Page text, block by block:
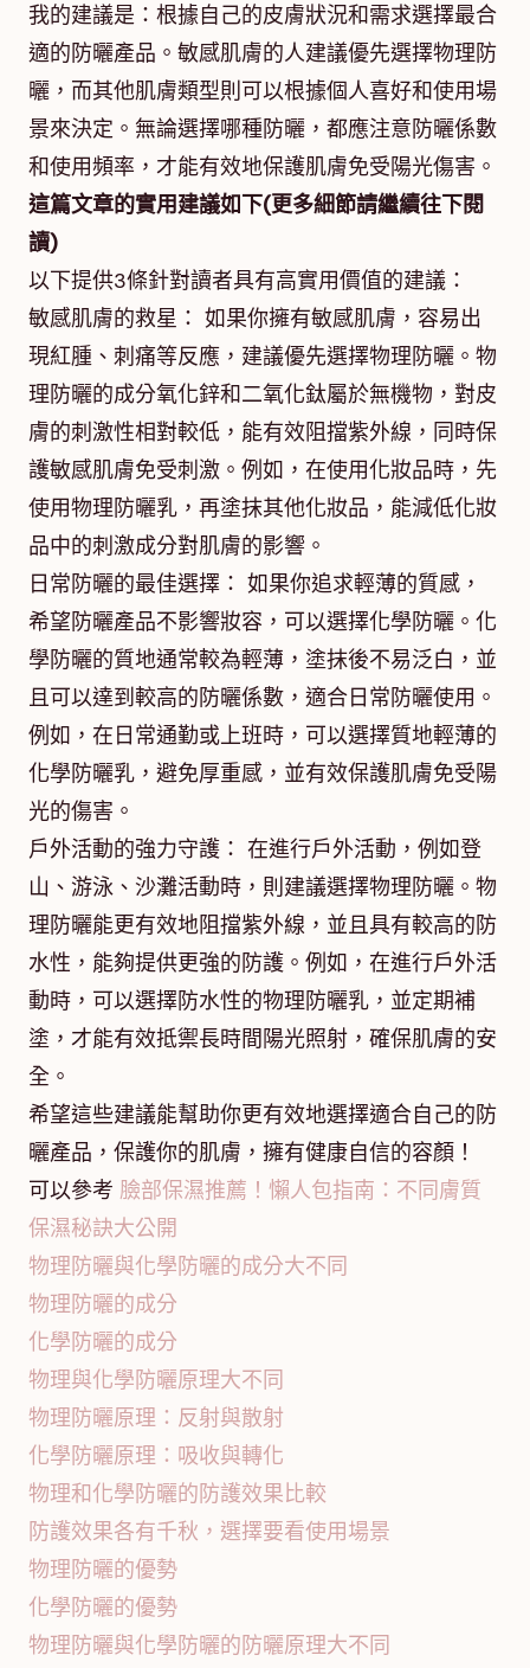
我的建議是：根據自己的皮膚狀況和需求選擇最合
適的防曬產品。敏感肌膚的人建議優先選擇物理防
曬，而其他肌膚類型則可以根據個人喜好和使用場
景來決定。無論選擇哪種防曬，都應注意防曬係數
和使用頻率，才能有效地保護肌膚免受陽光傷害。
這篇文章的實用建議如下(更多細節請繼續往下閱
讀)
以下提供3條針對讀者具有高實用價值的建議：
敏感肌膚的救星： 如果你擁有敏感肌膚，容易出
現紅腫、刺痛等反應，建議優先選擇物理防曬。物
理防曬的成分氧化鋅和二氧化鈦屬於無機物，對皮
膚的刺激性相對較低，能有效阻擋紫外線，同時保
護敏感肌膚免受刺激。例如，在使用化妝品時，先
使用物理防曬乳，再塗抹其他化妝品，能減低化妝
品中的刺激成分對肌膚的影響。
日常防曬的最佳選擇： 如果你追求輕薄的質感，
希望防曬產品不影響妝容，可以選擇化學防曬。化
學防曬的質地通常較為輕薄，塗抹後不易泛白，並
且可以達到較高的防曬係數，適合日常防曬使用。
例如，在日常通勤或上班時，可以選擇質地輕薄的
化學防曬乳，避免厚重感，並有效保護肌膚免受陽
光的傷害。
戶外活動的強力守護： 在進行戶外活動，例如登
山、游泳、沙灘活動時，則建議選擇物理防曬。物
理防曬能更有效地阻擋紫外線，並且具有較高的防
水性，能夠提供更強的防護。例如，在進行戶外活
動時，可以選擇防水性的物理防曬乳，並定期補
塗，才能有效抵禦長時間陽光照射，確保肌膚的安
全。
希望這些建議能幫助你更有效地選擇適合自己的防
曬產品，保護你的肌膚，擁有健康自信的容顏！
可以參考 臉部保濕推薦！懶人包指南：不同膚質
保濕秘訣大公開
物理防曬與化學防曬的成分大不同
物理防曬的成分
化學防曬的成分
物理與化學防曬原理大不同
物理防曬原理：反射與散射
化學防曬原理：吸收與轉化
物理和化學防曬的防護效果比較
防護效果各有千秋，選擇要看使用場景
物理防曬的優勢
化學防曬的優勢
物理防曬與化學防曬的防曬原理大不同